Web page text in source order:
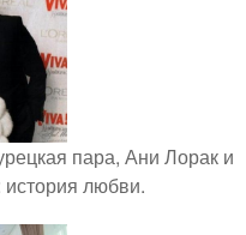
пара, Ани Лорак и
любви.